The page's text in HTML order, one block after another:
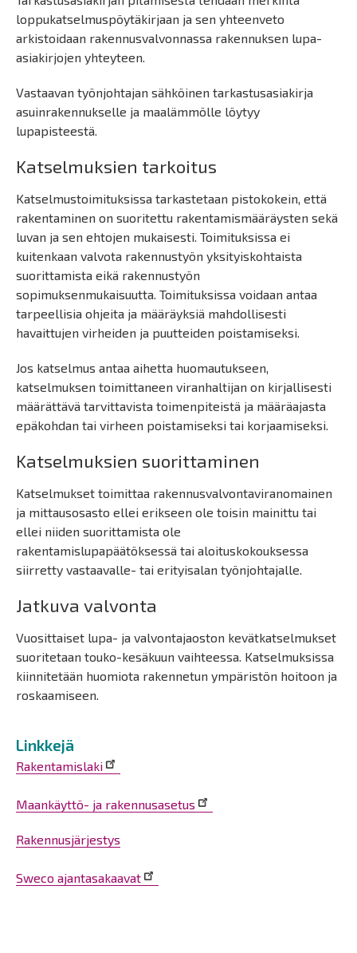
loppukatselmuspöytäkirjaan ja sen yhteenveto
arkistoidaan rakennusvalvonnassa rakennuksen lupa-
asiakirjojen yhteyteen.
Vastaavan työnjohtajan sähköinen tarkastusasiakirja
asuinrakennukselle ja maalämmölle löytyy
lupapisteestä.
Katselmuksien tarkoitus
Katselmustoimituksissa tarkastetaan pistokokein, että
rakentaminen on suoritettu rakentamismääräysten sekä
luvan ja sen ehtojen mukaisesti. Toimituksissa ei
kuitenkaan valvota rakennustyön yksityiskohtaista
suorittamista eikä rakennustyön
sopimuksenmukaisuutta. Toimituksissa voidaan antaa
tarpeellisia ohjeita ja määräyksiä mahdollisesti
havaittujen virheiden ja puutteiden poistamiseksi.
Jos katselmus antaa aihetta huomautukseen,
katselmuksen toimittaneen viranhaltijan on kirjallisesti
määrättävä tarvittavista toimenpiteistä ja määräajasta
epäkohdan tai virheen poistamiseksi tai korjaamiseksi.
Katselmuksien suorittaminen
Katselmukset toimittaa rakennusvalvontaviranomainen
ja mittausosasto ellei erikseen ole toisin mainittu tai
ellei niiden suorittamista ole
rakentamislupapäätöksessä tai aloituskokouksessa
siirretty vastaavalle- tai erityisalan työnjohtajalle.
Jatkuva valvonta
Vuosittaiset lupa- ja valvontajaoston kevätkatselmukset
suoritetaan touko-kesäkuun vaihteessa. Katselmuksissa
kiinnitetään huomiota rakennetun ympäristön hoitoon ja
roskaamiseen.
Linkkejä
Rakentamislaki
Maankäyttö- ja rakennusasetus
Rakennusjärjestys
Sweco ajantasakaavat